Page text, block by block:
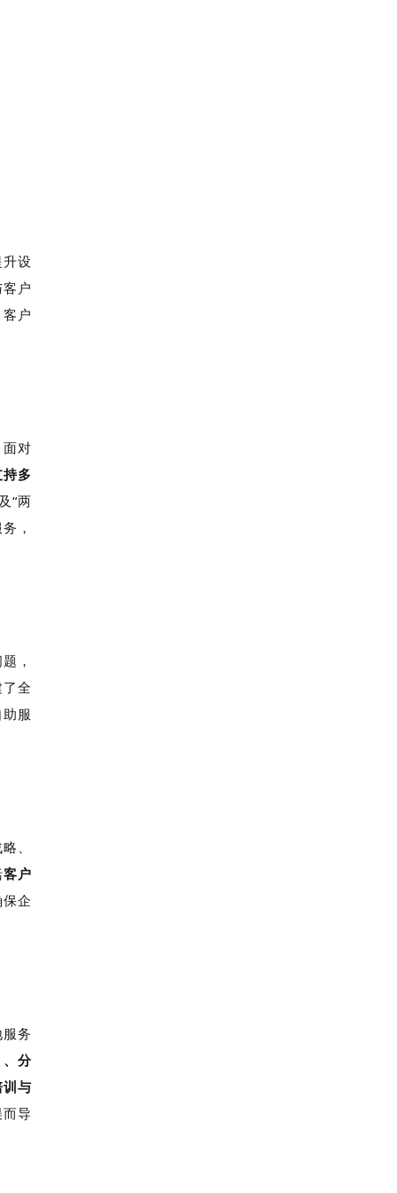
升设
户
户
面对
持多
“两
，
，
全
服
、
客户
企
务
、分
训与
导